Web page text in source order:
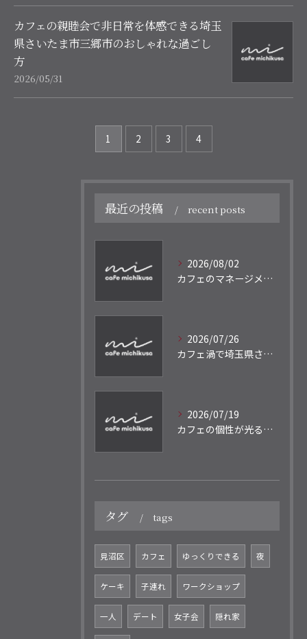
カフェの親睦会で非日常を体感できる埼玉
県さいたま市三郷市のおしゃれな過ごし
方
2026/05/31
1 2 3 4
最近の投稿 recent posts
2026/08/02
カフェのマネージメントを基礎から収益化まで現場視点で徹底解説
2026/07/26
カフェ渦で埼玉県さいたま市さいたま市北区のジブリ風体験と作業に最適な時間の過ごし方
2026/07/19
カフェの個性が光る体験型コンセプトと五感で楽しむ過ごし方を徹底解説
タグ tags
見沼区 カフェ ゆっくりできる 夜
ケーキ 子連れ ワークショップ
一人 デート 女子会 隠れ家